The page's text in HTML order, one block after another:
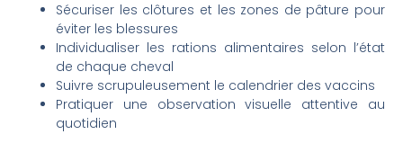
Sécuriser les clôtures et les zones de pâture pour
éviter les blessures
Individualiser les rations alimentaires selon l’état
de chaque cheval
Suivre scrupuleusement le calendrier des vaccins
Pratiquer une observation visuelle attentive au
quotidien